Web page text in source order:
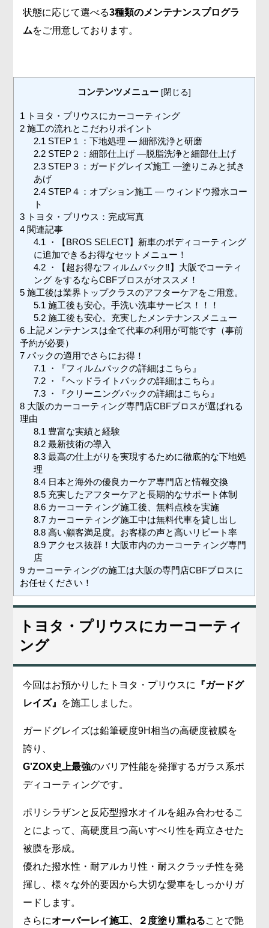
状態に応じて選べる3種類のメンテナンスプログラ
ムをご用意しております。
コンテンツメニュー [閉じる]
1 トヨタ・プリウスにカーコーティング
2 施工の流れとこだわりポイント
2.1 STEP１：下地処理 ― 細部洗浄と研磨
2.2 STEP２：細部仕上げ ―脱脂洗浄と細部仕上げ
2.3 STEP３：ガードグレイズ施工 ―塗りこみと拭き
あげ
2.4 STEP４：オプション施工 ― ウィンドウ撥水コー
ト
3 トヨタ・プリウス：完成写真
4 関連記事
4.1 ・【BROS SELECT】新車のボディコーティング
に追加できるお得なセットメニュー！
4.2 ・【超お得なフィルムパック‼︎】大阪でコーティ
ング をするならCBFブロスがオススメ！
5 施工後は業界トップクラスのアフターケアをご用意。
5.1 施工後も安心。手洗い洗車サービス！！！
5.2 施工後も安心。充実したメンテナンスメニュー
6 上記メンテナンスは全て代車の利用が可能です（事前
予約が必要）
7 パックの適用でさらにお得！
7.1 ・『フィルムパックの詳細はこちら』
7.2 ・『ヘッドライトパックの詳細はこちら』
7.3 ・『クリーニングパックの詳細はこちら』
8 大阪のカーコーティング専門店CBFブロスが選ばれる
理由
8.1 豊富な実績と経験
8.2 最新技術の導入
8.3 最高の仕上がりを実現するために徹底的な下地処
理
8.4 日本と海外の優良カーケア専門店と情報交換
8.5 充実したアフターケアと長期的なサポート体制
8.6 カーコーティング施工後、無料点検を実施
8.7 カーコーティング施工中は無料代車を貸し出し
8.8 高い顧客満足度。お客様の声と高いリピート率
8.9 アクセス抜群！大阪市内のカーコーティング専門
店
9 カーコーティングの施工は大阪の専門店CBFブロスに
お任せください！
トヨタ・プリウスにカーコーティ
ング
今回はお預かりしたトヨタ・プリウスに
『ガードグ
レイズ』 を施工しました。
ガードグレイズは鉛筆硬度9H相当の高硬度被膜を
誇り、
G'ZOX史上最強のバリア性能を発揮するガラス系ボ
ディコーティングです。
ポリシラザンと反応型撥水オイルを組み合わせるこ
とによって、高硬度且つ高いすべり性を両立させた
被膜を形成。
優れた撥水性・耐アルカリ性・耐スクラッチ性を発
揮し、様々な外的要因から大切な愛車をしっかりガ
ードします。
さらにオーバーレイ施工、２度塗り重ねることで艶